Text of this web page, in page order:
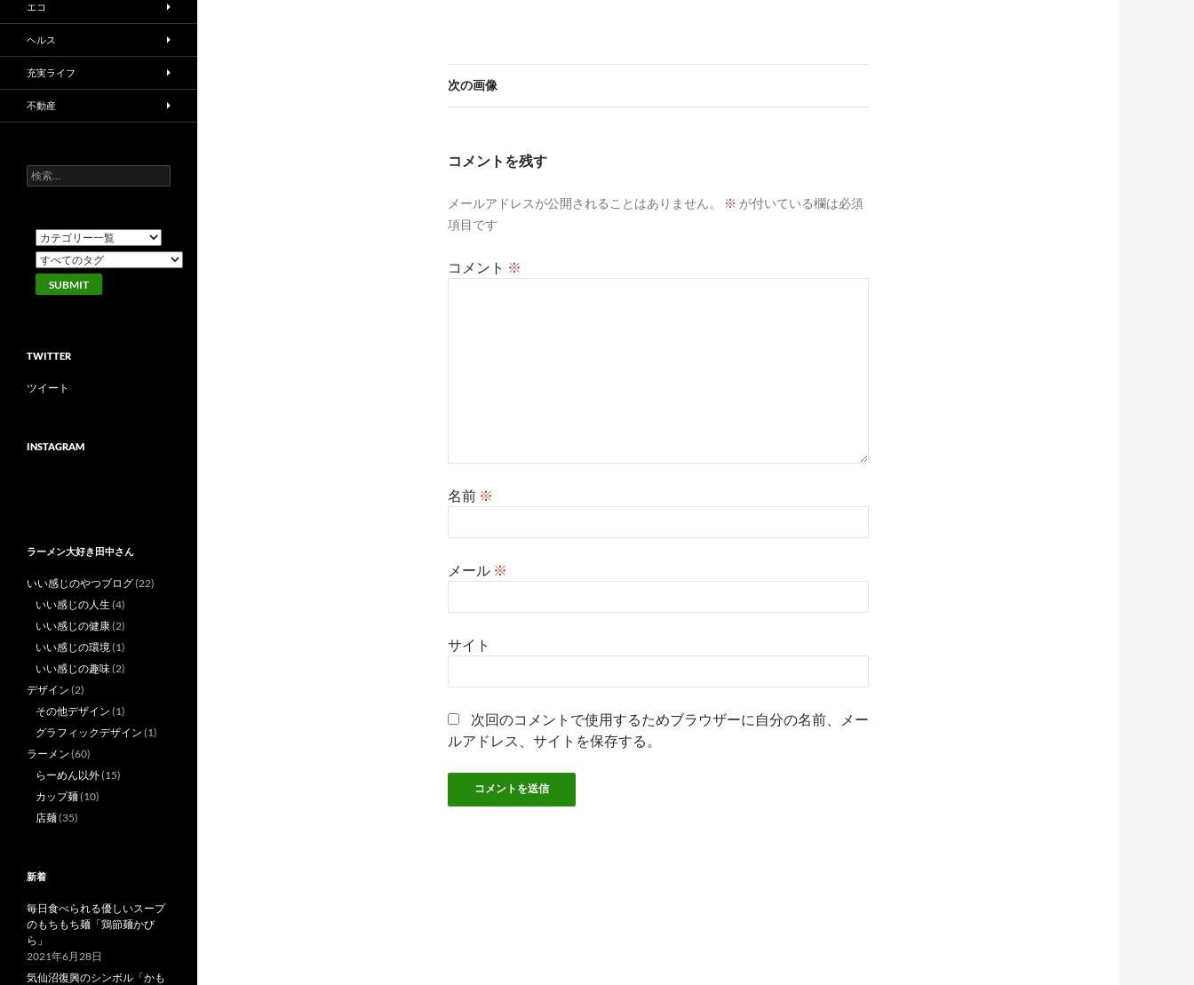
次の画像
コメントを残す
メールアドレスが公開されることはありません。 ※ が付いている欄は必須
項目です
コメント ※
名前 ※
メール ※
サイト
次回のコメントで使用するためブラウザーに自分の名前、メー
ルアドレス、サイトを保存する。
エコ
ヘルス
充実ライフ
不動産
検
索:
TWITTER
ツイート
INSTAGRAM
ラーメン大好き田中さん
いい感じのやつブログ(22)
いい感じの人生 (4)
いい感じの健康(2)
いい感じの環境(1)
いい感じの趣味(2)
デザイン (2)
その他デザイン (1)
グラフィックデザイン (1)
ラーメン (60)
らーめん以外(15)
カップ麺(10)
店麺(35)
新着
毎日食べられる優しいスープ
のもちもち麺「鶏節麺かび
ら」
2021年6月28日
気仙沼復興のシンボル「かも